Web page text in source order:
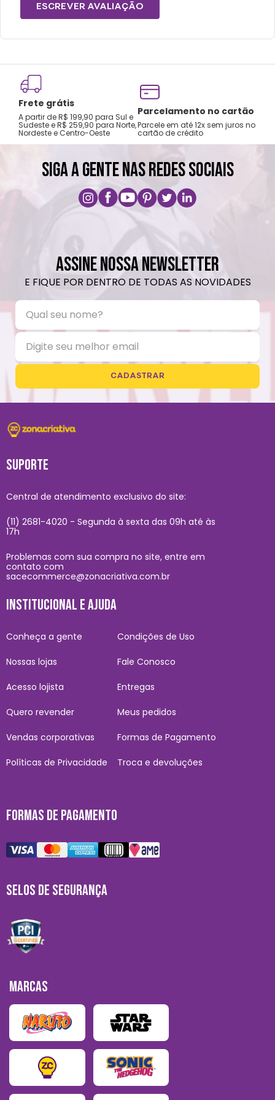
quebrar o produto.
Não é a prova de pequenos vazamentos,
vertical e não coloque em bolsas ou
mochilas.
Lavar com água, esponja macia e sabão
neutro.
Não recomendado colocar no freezer.
Não utilizar produtos químicos e abrasivos.
ESCREVER AVALIAÇÃO
Frete grátis
A partir de R$ 199,90 para Sul e
Sudeste e R$ 259,90 para Norte,
Nordeste e Centro-Oeste
Parcelamento no cartão
Parcele em até 12x sem juros no
cartão de crédito
SIGA A GENTE NAS REDES SOCIAIS
ASSINE NOSSA NEWSLETTER
E FIQUE POR DENTRO DE TODAS AS NOVIDADES
CADASTRAR
SUPORTE
Central de atendimento exclusivo do site:
(11) 2681-4020 - Segunda à sexta das 09h até às
17h
Problemas com sua compra no site, entre em
contato com
sacecommerce@zonacriativa.com.br
INSTITUCIONAL E AJUDA
Conheça a gente
Nossas lojas
Acesso lojista
Quero revender
Vendas corporativas
Políticas de Privacidade
Condições de Uso
Fale Conosco
Entregas
Meus pedidos
Formas de Pagamento
Troca e devoluções
FORMAS DE PAGAMENTO
SELOS DE SEGURANÇA
MARCAS